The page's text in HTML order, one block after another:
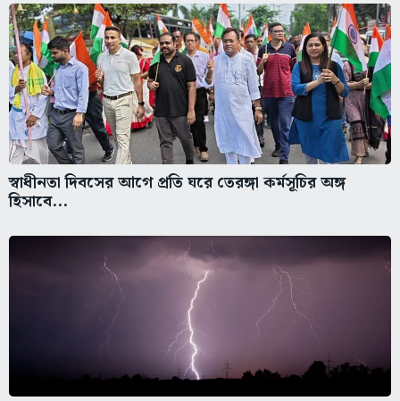
স্বাধীনতা দিবসের আগে প্রতি ঘরে তেরঙ্গা কর্মসূচির অঙ্গ
হিসাবে...